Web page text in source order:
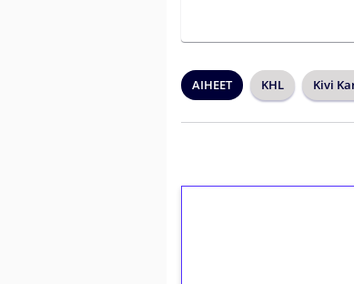
AIHEET KHL Kivi